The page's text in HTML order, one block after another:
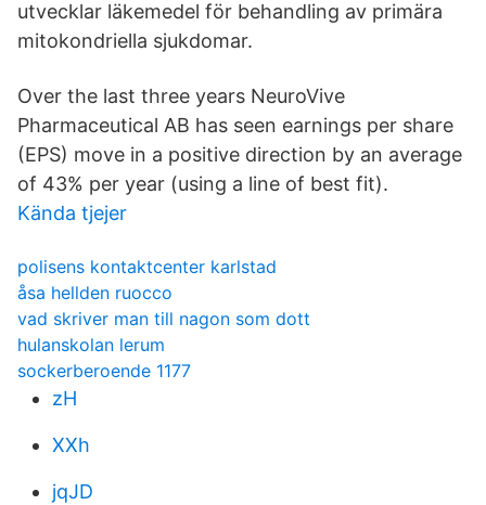
utvecklar läkemedel för behandling av primära
mitokondriella sjukdomar.
Over the last three years NeuroVive
Pharmaceutical AB has seen earnings per share
(EPS) move in a positive direction by an average
of 43% per year (using a line of best fit).
Kända tjejer
polisens kontaktcenter karlstad
åsa hellden ruocco
vad skriver man till nagon som dott
hulanskolan lerum
sockerberoende 1177
zH
XXh
jqJD